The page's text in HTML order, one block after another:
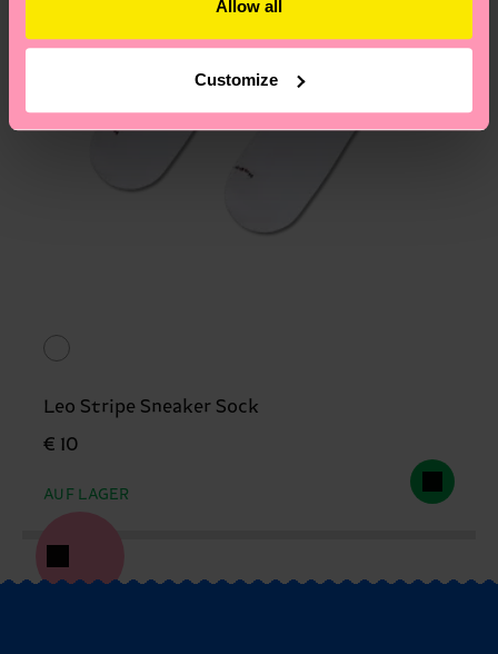
Allow all
Customize
Leo Stripe Sneaker Sock
€ 10
AUF LAGER